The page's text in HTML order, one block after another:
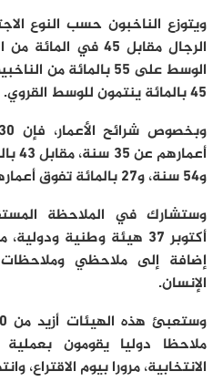
الرجال مقابل 45 في
الوسط على 55
45 بالمائة ينتمون للوسط القروي.
و54 سنة، و27 بالمائة تفوق أعمارهم 54 سنة.
إضافة إلى ملاحظي
الإنسان.
ملاحظا دوليا يقومون بعملية
الانتخابية، مرورا بيوم الاقتراع،